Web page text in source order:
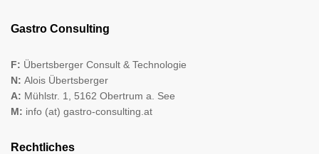
Gastro Consulting
F: Übertsberger Consult & Technologie
N: Alois Übertsberger
A: Mühlstr. 1, 5162 Obertrum a. See
M: info (at) gastro-consulting.at
Rechtliches